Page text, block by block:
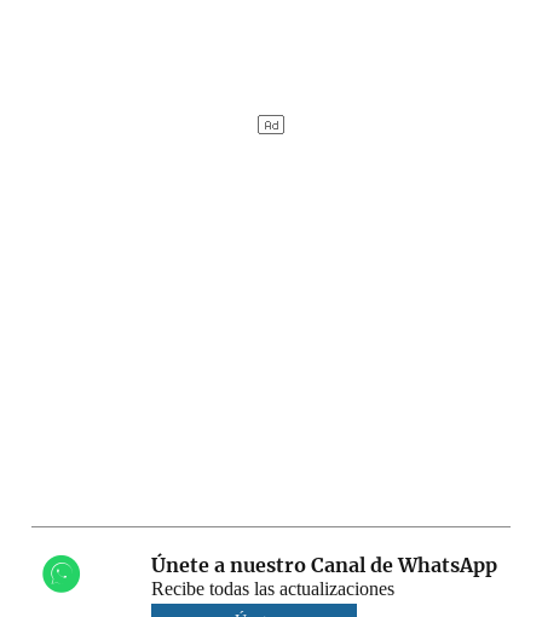
Únete a nuestro Canal de WhatsApp
Recibe todas las actualizaciones